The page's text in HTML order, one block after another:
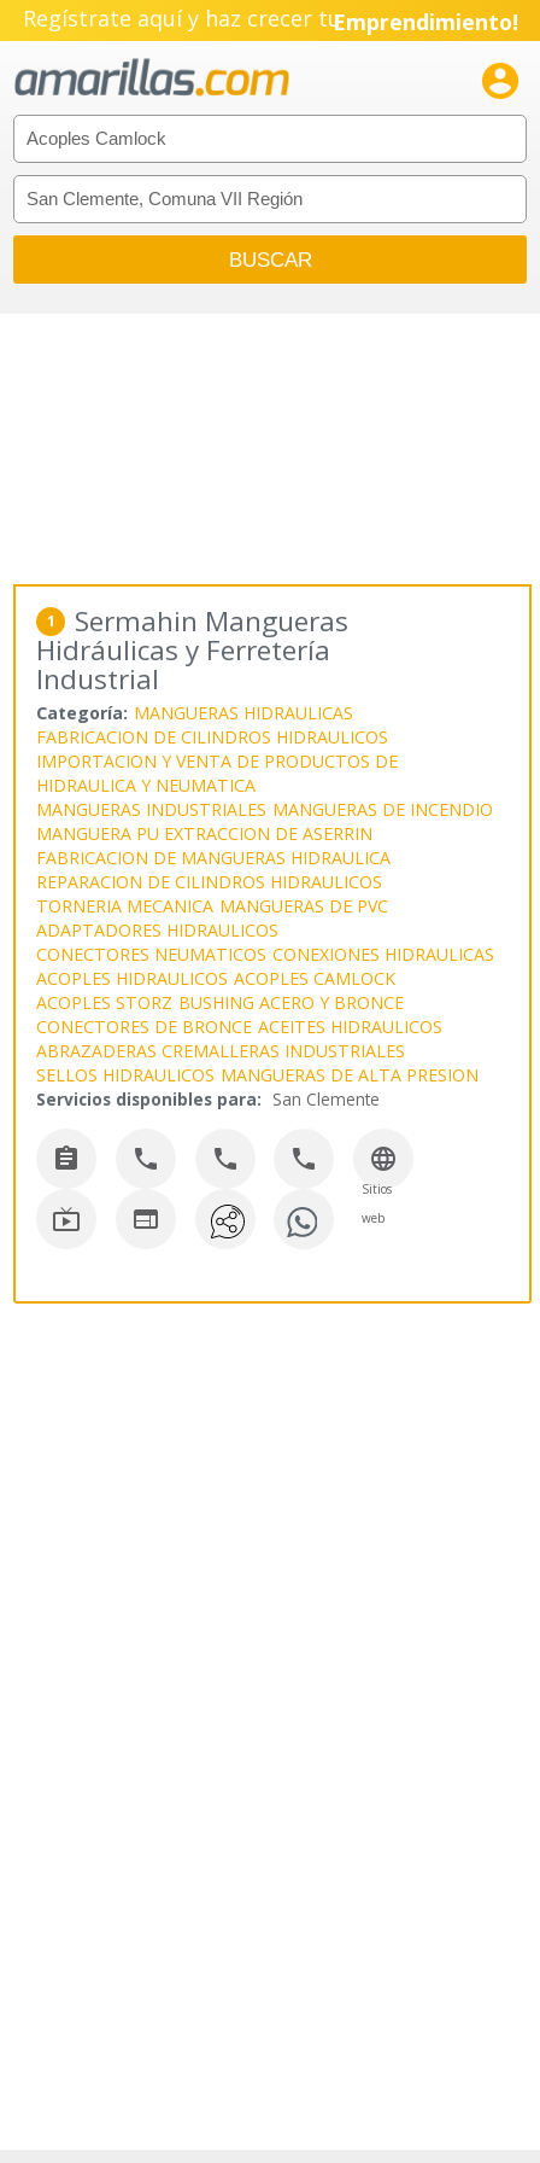
Regístrate aquí y haz crecer tuEmprendimiento!

1 Sermahin Mangueras
Hidráulicas y Ferretería
Industrial
Categoría: MANGUERAS HIDRAULICAS
FABRICACION DE CILINDROS HIDRAULICOS
IMPORTACION Y VENTA DE PRODUCTOS DE
HIDRAULICA Y NEUMATICA
MANGUERAS INDUSTRIALES MANGUERAS DE INCENDIO
MANGUERA PU EXTRACCION DE ASERRIN
FABRICACION DE MANGUERAS HIDRAULICA
REPARACION DE CILINDROS HIDRAULICOS
TORNERIA MECANICA MANGUERAS DE PVC
ADAPTADORES HIDRAULICOS
CONECTORES NEUMATICOS CONEXIONES HIDRAULICAS
ACOPLES HIDRAULICOS ACOPLES CAMLOCK
ACOPLES STORZ BUSHING ACERO Y BRONCE
CONECTORES DE BRONCE ACEITES HIDRAULICOS
ABRAZADERAS CREMALLERAS INDUSTRIALES
SELLOS HIDRAULICOS MANGUERAS DE ALTA PRESION
Servicios disponibles para: San Clemente
    
Sitios
web
 